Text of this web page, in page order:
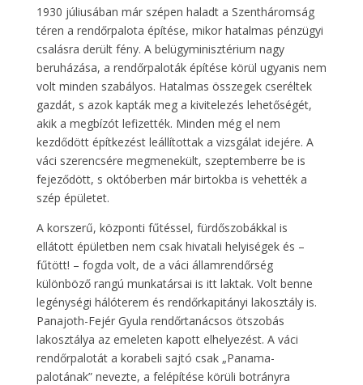
1930 júliusában már szépen haladt a Szentháromság
téren a rendőrpalota építése, mikor hatalmas pénzügyi
csalásra derült fény. A belügyminisztérium nagy
beruházása, a rendőrpaloták építése körül ugyanis nem
volt minden szabályos. Hatalmas összegek cseréltek
gazdát, s azok kapták meg a kivitelezés lehetőségét,
akik a megbízót lefizették. Minden még el nem
kezdődött építkezést leállítottak a vizsgálat idejére. A
váci szerencsére megmenekült, szeptemberre be is
fejeződött, s októberben már birtokba is vehették a
szép épületet.
A korszerű, központi fűtéssel, fürdőszobákkal is
ellátott épületben nem csak hivatali helyiségek és –
fűtött! – fogda volt, de a váci államrendőrség
különböző rangú munkatársai is itt laktak. Volt benne
legénységi hálóterem és rendőrkapitányi lakosztály is.
Panajoth-Fejér Gyula rendőrtanácsos ötszobás
lakosztálya az emeleten kapott elhelyezést. A váci
rendőrpalotát a korabeli sajtó csak „Panama-
palotának” nevezte, a felépítése körüli botrányra